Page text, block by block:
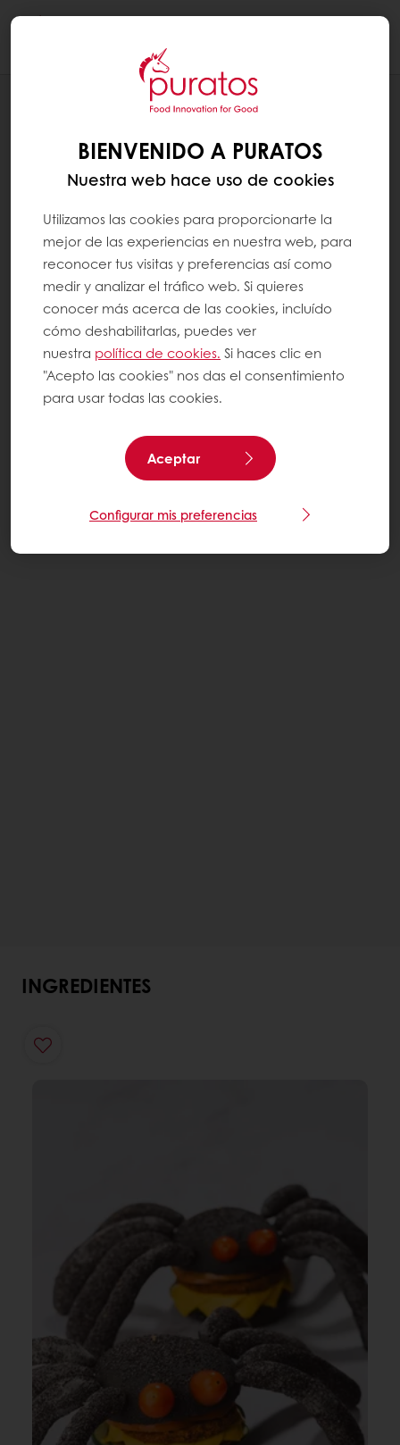
RECETAS
INGREDIENTES
BIENVENIDO A PURATOS
Nuestra web hace uso de cookies
Utilizamos las cookies para proporcionarte la
mejor de las experiencias en nuestra web, para
reconocer tus visitas y preferencias así como
medir y analizar el tráfico web. Si quieres
conocer más acerca de las cookies, incluído
cómo deshabilitarlas, puedes ver
nuestra política de cookies. Si haces clic en
"Acepto las cookies" nos das el consentimiento
para usar todas las cookies.
Aceptar
Configurar mis preferencias